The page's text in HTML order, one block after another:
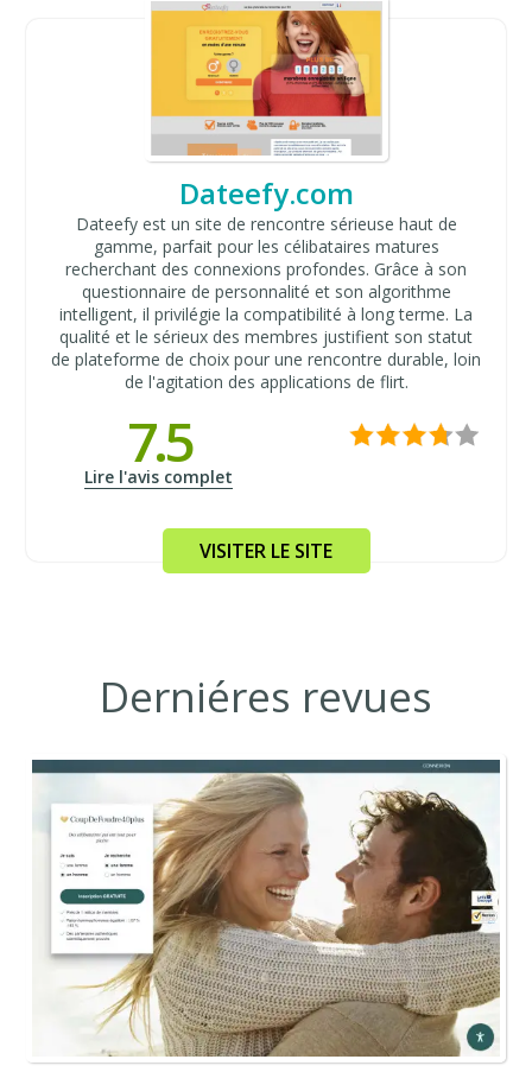
Dateefy.com
Dateefy est un site de rencontre sérieuse haut de
gamme, parfait pour les célibataires matures
recherchant des connexions profondes. Grâce à son
questionnaire de personnalité et son algorithme
intelligent, il privilégie la compatibilité à long terme. La
qualité et le sérieux des membres justifient son statut
de plateforme de choix pour une rencontre durable, loin
de l'agitation des applications de flirt.
7.5
Lire l'avis complet
VISITER LE SITE
Derniéres revues